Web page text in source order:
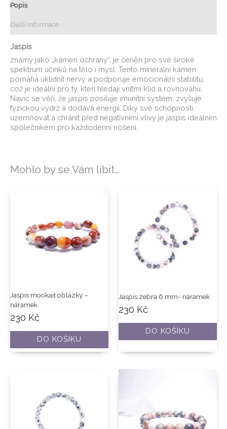
Popis
Další informace
Jaspis
známý jako „kámen ochrany“, je ceněn pro své široké
spektrum účinků na tělo i mysl. Tento minerální kámen
pomáhá uklidnit nervy a podporuje emocionální stabilitu,
což je ideální pro ty, kteří hledají vnitřní klid a rovnováhu.
Navíc se věří, že jaspis posiluje imunitní systém, zvyšuje
fyzickou výdrž a dodává energii. Díky své schopnosti
uzemňovat a chránit před negativními vlivy je jaspis ideálním
společníkem pro každodenní nošení.
Mohlo by se Vám líbit…
Jaspis mookait oblázky –
náramek
230 Kč
DO KOŠÍKU
Jaspis zebra 6 mm- náramek
230 Kč
DO KOŠÍKU